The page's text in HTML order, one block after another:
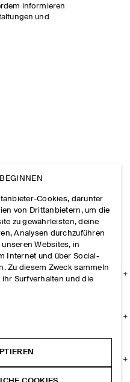
informieren
und
Cookies, darunter
von Drittanbietern, um die
zu gewährleisten, deine
Analysen durchzuführen
Websites, in
Internet und über Social-
Zu diesem Zweck sammeln
Surfverhalten und die